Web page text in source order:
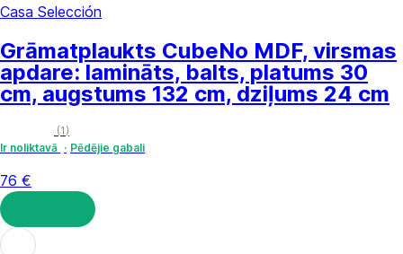
Casa Selección
Grāmatplaukts CubeNo MDF, virsmas
apdare: lamināts, balts, platums 30
cm, augstums 132 cm, dziļums 24 cm
(1 )
Ir noliktavā
Pēdējie gabali
76 €
LIKT GROZĀ